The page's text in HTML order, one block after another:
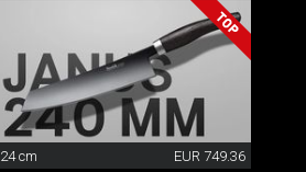
24 cm EUR 749.36